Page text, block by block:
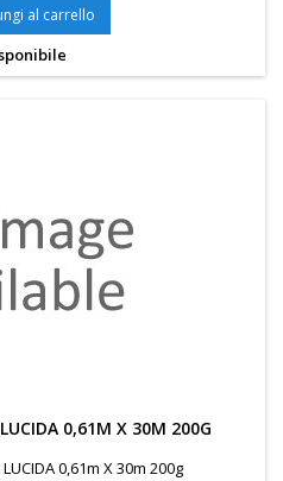
al carrello
0,61M X 30M 200G
LUCIDA 0,61m X 30m 200g